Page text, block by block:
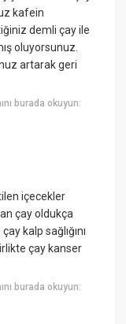
kafein
demli çay ile
oluyorsunuz.
artarak geri
burada okuyun:
içecekler
çay oldukça
kalp sağlığını
çay kanser
burada okuyun: